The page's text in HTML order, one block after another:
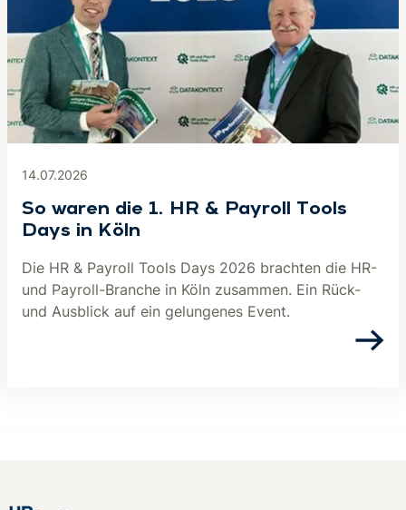
14.07.2026
So waren die 1. HR & Payroll Tools
Days in Köln
Die HR & Payroll Tools Days 2026 brachten die HR-
und Payroll-Branche in Köln zusammen. Ein Rück-
und Ausblick auf ein gelungenes Event.